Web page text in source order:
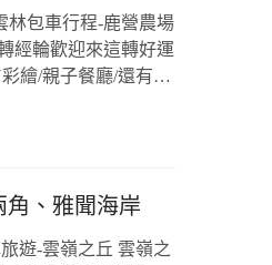
林包車行程-鹿營農場
經輪歡迎來這轉好運
繪/親子餐廳/還有眾
配騎腳踏車輕旅
、雅聞海岸
遊-雲嶺之丘 雲嶺之